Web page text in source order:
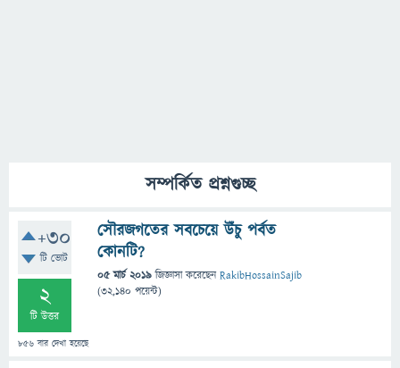
সম্পর্কিত প্রশ্নগুচ্ছ
+30
টি ভোট
2
টি উত্তর
856 বার দেখা হয়েছে
সৌরজগতের সবচেয়ে উঁচু পর্বত
কোনটি?
05 মার্চ 2019 জিজ্ঞাসাকরেছেনRakibHossainSajib
(32,140 পয়েন্ট)